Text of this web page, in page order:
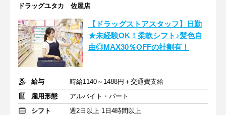
ドラッグユタカ 佐屋店
【ドラッグストアスタッフ】日勤
★未経験OK！柔軟シフト♪髪色自
由◎MAX30％OFFの社割有！
給与
時給1140～1488円＋交通費支給
雇用形態
アルバイト・パート
シフト
週2日以上 1日4時間以上